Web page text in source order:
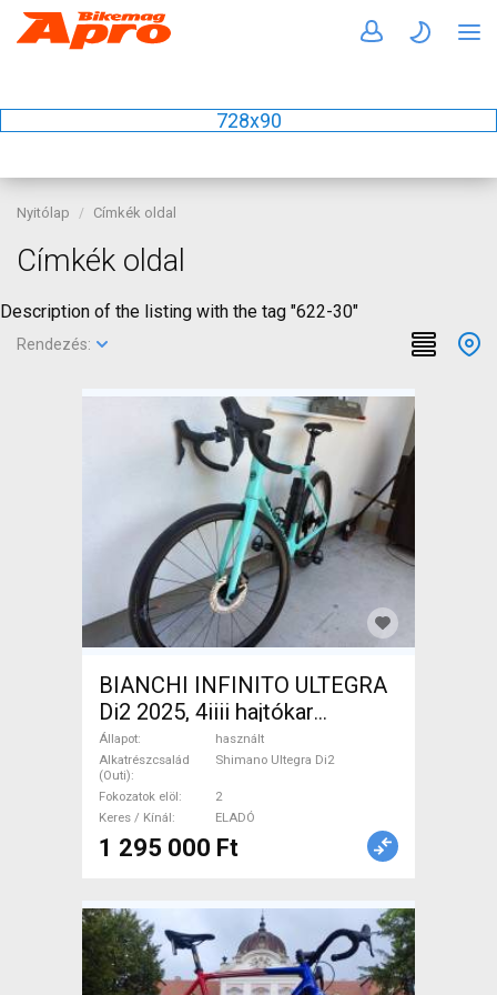
728x90
Nyitólap Címkék oldal
Címkék oldal
Description of the listing with the tag "622-30"
Rendezés:
BIANCHI INFINITO ULTEGRA
Di2 2025, 4iiii hajtókar
Országúti Shimano Ultegra
Di2 tárcsafék használt ELADÓ
Állapot
használt
Alkatrészcsalád
(Outi)
Shimano Ultegra Di2
Fokozatok elöl
2
Keres / Kínál
ELADÓ
1 295 000 Ft